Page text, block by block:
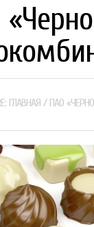
ГЛАВНАЯ / ПАО